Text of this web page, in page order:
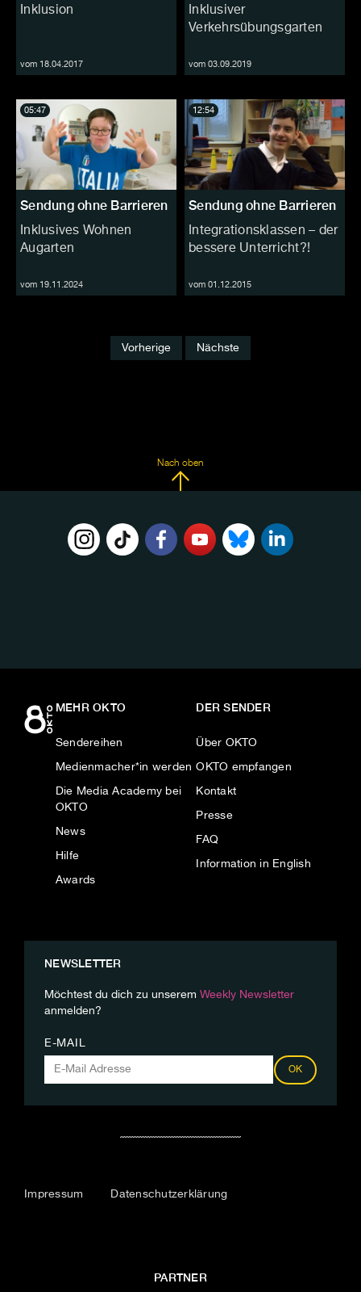
Inklusion
vom 18.04.2017
Inklusiver
Verkehrsübungsgarten
vom 03.09.2019
Sendung ohne Barrieren
Inklusives Wohnen
Augarten
vom 19.11.2024
05:47
Sendung ohne Barrieren
Integrationsklassen – der
bessere Unterricht?!
vom 01.12.2015
12:54
Vorherige Nächste
Nach oben
MEHR OKTO
Sendereihen
Medienmacher*in werden
Die Media Academy bei
OKTO
News
Hilfe
Awards
DER SENDER
Über OKTO
OKTO empfangen
Kontakt
Presse
FAQ
Information in English
NEWSLETTER
Möchtest du dich zu unserem Weekly Newsletter
anmelden?
E-MAIL
OK
Impressum Datenschutzerklärung
PARTNER